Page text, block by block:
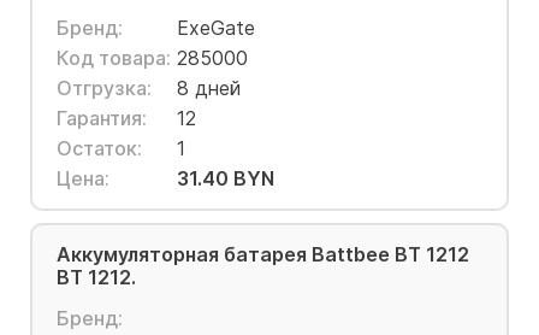
Бренд:
ExeGate
Код товара: 285000
Отгрузка:
8 дней
Гарантия:
12
Остаток:
1
Цена:
31.40 BYN
Аккумуляторная батарея Battbee BT 1212
BT 1212.
Бренд: